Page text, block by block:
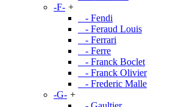
-F- +
- Fendi
- Feraud Louis
- Ferrari
- Ferre
- Franck Boclet
- Franck Olivier
- Frederic Malle
-G- +